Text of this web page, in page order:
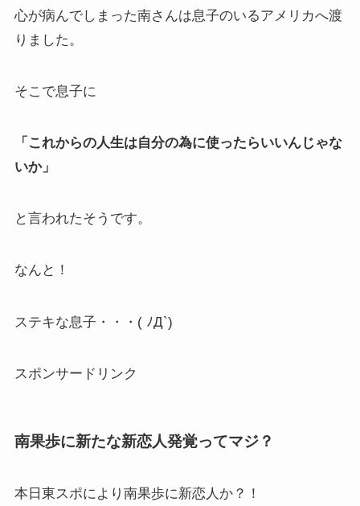
心が病んでしまった南さんは息子のいるアメリカへ渡
りました。
そこで息子に
「これからの人生は自分の為に使ったらいいんじゃな
いか」
と言われたそうです。
なんと！
ステキな息子・・・( ﾉД`)
スポンサードリンク
南果歩に新たな新恋人発覚ってマジ？
本日東スポにより南果歩に新恋人か？！